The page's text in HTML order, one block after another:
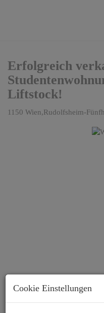
Erfolgreich
Liftstock!
1150 Wien,Rudolfsheim-
Cookie Einstellungen